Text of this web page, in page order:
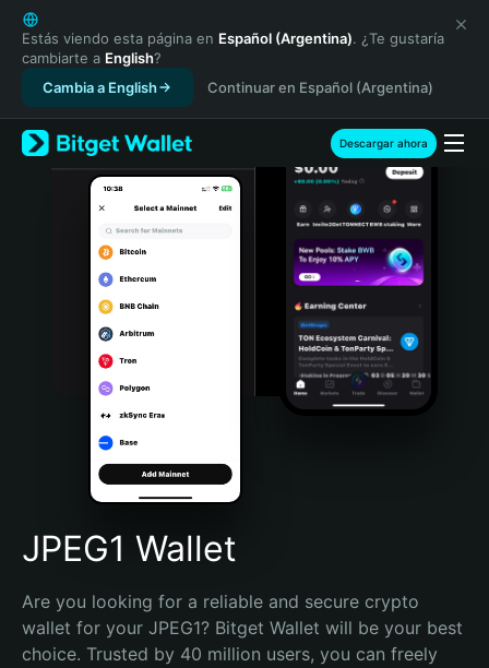
English
日本語
Tiếng Việt
Русский
Español (Latinoamérica)
Türkçe
Italiano
Português (Portugal)
Bahasa Indonesia
Português (Brasil)
Español (Argentina)
Estás viendo esta página en Español (Argentina). ¿Te gustaría
cambiarte a English?
Cambia a English
Continuar en Español (Argentina)
Descargar ahora
JPEG1 Wallet
Are you looking for a reliable and secure crypto
wallet for your JPEG1? Bitget Wallet will be your best
choice. Trusted by 40 million users, you can freely